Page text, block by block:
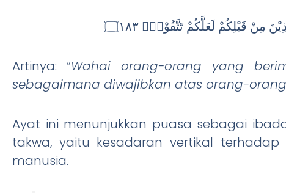
مِنْ قَبْلِكُمْ لَعَلَّكُمْ تَتَّقُوْنَۙ ۝١٨٣
Artinya: “Wahai orang-orang yang
sebagaimana diwajibkan atas orang-
Ayat ini menunjukkan puasa sebagai
takwa, yaitu kesadaran vertikal
manusia.